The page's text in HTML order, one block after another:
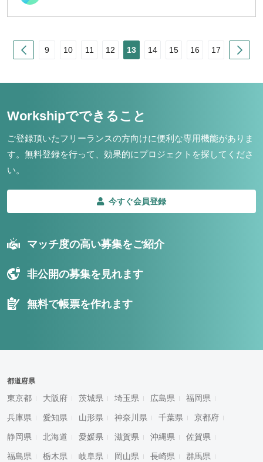
Prev
9 10 11 12 13 14 15 16 17
Workshipでできること
ご登録頂いたフリーランスの方向けに便利な専用機能がありま
す。 無料登録を行って、効果的にプロジェクトを探してくださ
い。
今すぐ会員登録
マッチ度の高い募集をご紹介
非公開の募集を見れます
無料で帳票を作れます
都道府県
東京都 大阪府 茨城県 埼玉県 広島県 福岡県
兵庫県 愛知県 山形県 神奈川県 千葉県 京都府
静岡県 北海道 愛媛県 滋賀県 沖縄県 佐賀県
福島県 栃木県 岐阜県 岡山県 長崎県 群馬県